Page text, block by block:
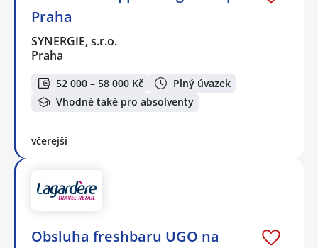
Praha
SYNERGIE, s.r.o.
Praha
52 000 – 58 000 Kč
Plný úvazek
Vhodné také pro absolventy
včerejší
Obsluha freshbaru UGO na